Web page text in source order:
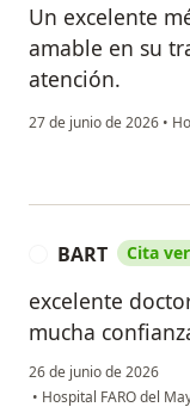
Un excelente
amable en su
atención.
27 de junio de 2026 •
BART Cita
excelente
mucha
26 de junio de 2026
• Hospital FARO del